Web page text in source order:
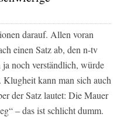
darauf. Allen voran
einen Satz ab, den n-tv
noch verständlich, würde
Klugheit kann man sich auch
der Satz lautet: Die Mauer
– das ist schlicht dumm.